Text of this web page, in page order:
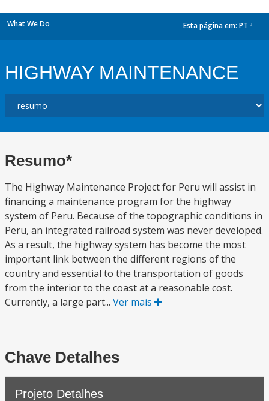
What We Do Esta página em: PT
HIGHWAY MAINTENANCE
Resumo*
The Highway Maintenance Project for Peru will assist in
financing a maintenance program for the highway
system of Peru. Because of the topographic conditions in
Peru, an integrated railroad system was never developed.
As a result, the highway system has become the most
important link between the different regions of the
country and essential to the transportation of goods
from the interior to the coast at a reasonable cost.
Currently, a large part... Ver mais
Chave Detalhes
Projeto Detalhes